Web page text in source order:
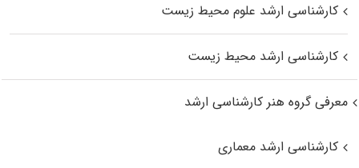
کارشناسی ارشد علوم محیط‌ زیست
کارشناسی ارشد محیط زیست
معرفی گروه هنر کارشناسی ارشد
کارشناسی ارشد معماری